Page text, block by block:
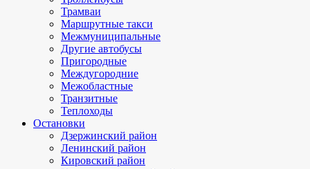
Трамваи
Маршрутные такси
Межмуниципальные
Другие автобусы
Пригородные
Междугородние
Межобластные
Транзитные
Теплоходы
Остановки
Дзержинский район
Ленинский район
Кировский район